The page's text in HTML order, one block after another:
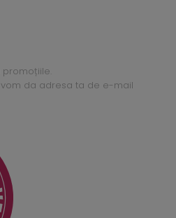
da adresa ta de e-mail